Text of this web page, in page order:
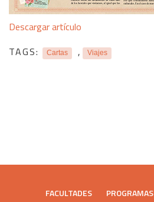
Descargar artículo
TAGS:
Cartas , Viajes
FACULTADES PROGRAMAS